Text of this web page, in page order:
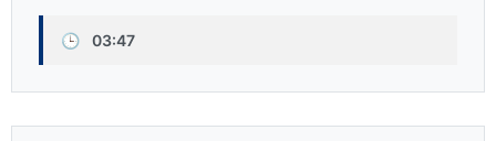
🕒 03:47